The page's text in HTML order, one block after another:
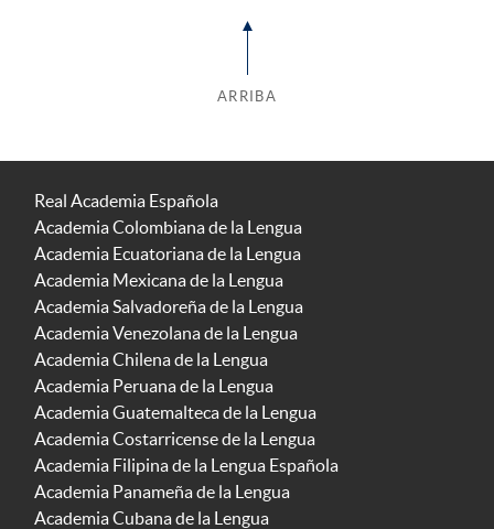
ARRIBA
Real Academia Española
Academia Colombiana de la Lengua
Academia Ecuatoriana de la Lengua
Academia Mexicana de la Lengua
Academia Salvadoreña de la Lengua
Academia Venezolana de la Lengua
Academia Chilena de la Lengua
Academia Peruana de la Lengua
Academia Guatemalteca de la Lengua
Academia Costarricense de la Lengua
Academia Filipina de la Lengua Española
Academia Panameña de la Lengua
Academia Cubana de la Lengua